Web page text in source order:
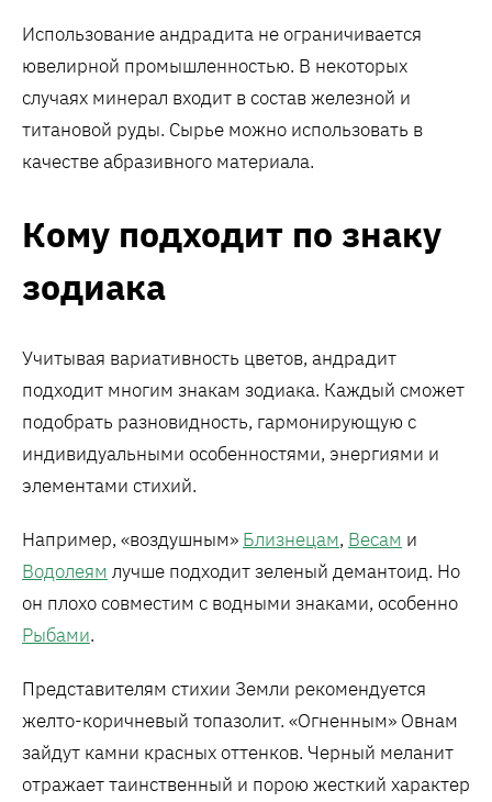
Использование андрадита не ограничивается
ювелирной промышленностью. В некоторых
случаях минерал входит в состав железной и
титановой руды. Сырье можно использовать в
качестве абразивного материала.
Кому подходит по знаку
зодиака
Учитывая вариативность цветов, андрадит
подходит многим знакам зодиака. Каждый сможет
подобрать разновидность, гармонирующую с
индивидуальными особенностями, энергиями и
элементами стихий.
Например, «воздушным» Близнецам, Весам и
Водолеям лучше подходит зеленый демантоид. Но
он плохо совместим с водными знаками, особенно
Рыбами.
Представителям стихии Земли рекомендуется
желто-коричневый топазолит. «Огненным» Овнам
зайдут камни красных оттенков. Черный меланит
отражает таинственный и порою жесткий характер